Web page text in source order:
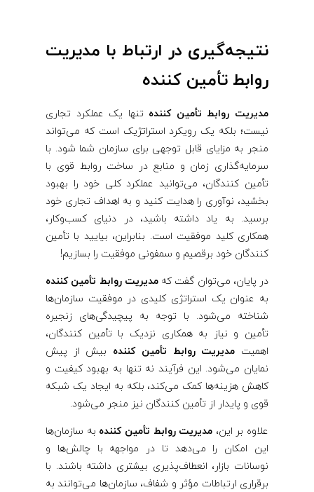
نتیجه‌گیری در ارتباط با مدیریت
روابط تأمین‌ کننده
مدیریت روابط تأمین‌ کننده تنها یک عملکرد تجاری
نیست؛ بلکه یک رویکرد استراتژیک است که می‌تواند
منجر به مزایای قابل توجهی برای سازمان شما شود. با
سرمایه‌گذاری زمان و منابع در ساخت روابط قوی با
تأمین ‌کنندگان، می‌توانید عملکرد کلی خود را بهبود
بخشید، نوآوری را هدایت کنید و به اهداف تجاری خود
برسید. به یاد داشته باشید، در دنیای کسب‌وکار،
همکاری کلید موفقیت است. بنابراین، بیایید با تأمین
‌کنندگان خود برقصیم و سمفونی موفقیت را بسازیم!
در پایان، می‌توان گفت کهمدیریت روابط تأمین‌ کننده
به عنوان یک استراتژی کلیدی در موفقیت سازمان‌ها
شناخته می‌شود. با توجه به پیچیدگی‌های زنجیره
تأمین و نیاز به همکاری نزدیک با تأمین ‌کنندگان،
اهمیت مدیریت روابط تأمین‌ کننده بیش از پیش
نمایان می‌شود. این فرآیند نه تنها به بهبود کیفیت و
کاهش هزینه‌ها کمک می‌کند، بلکه به ایجاد یک شبکه
قوی و پایدار از تأمین ‌کنندگان نیز منجر می‌شود.
علاوه بر این، مدیریت روابط تأمین‌ کننده به سازمان‌ها
این امکان را می‌دهد تا در مواجهه با چالش‌ها و
نوسانات بازار، انعطاف‌پذیری بیشتری داشته باشند. با
برقراری ارتباطات مؤثر و شفاف، سازمان‌ها می‌توانند به